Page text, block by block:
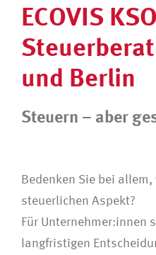
ECOVIS KSO
und Berlin
Steuern – aber
Bedenken Sie bei
steuerlichen Aspekt?
Für Unternehmer:innen
langfristigen